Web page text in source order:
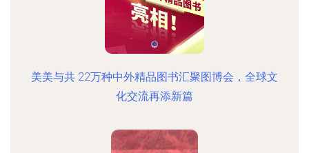
美美与共 22万种中外精品图书汇聚图博会，全球文
化交流再添新篇